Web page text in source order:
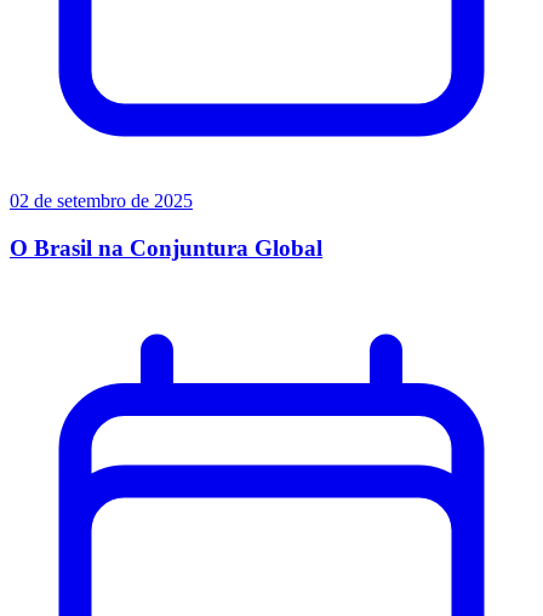
02 de setembro de 2025
O Brasil na Conjuntura Global